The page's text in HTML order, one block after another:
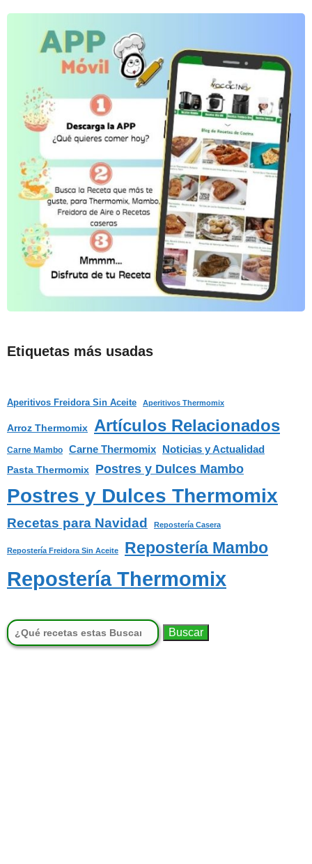
Etiquetas más usadas
Aperitivos Freidora Sin Aceite Aperitivos Thermomix
Arroz Thermomix Artículos Relacionados
Carne Mambo Carne Thermomix Noticias y Actualidad
Pasta Thermomix Postres y Dulces Mambo
Postres y Dulces Thermomix
Recetas para Navidad Repostería Casera
Repostería Freidora Sin Aceite Repostería Mambo
Repostería Thermomix
Buscar: